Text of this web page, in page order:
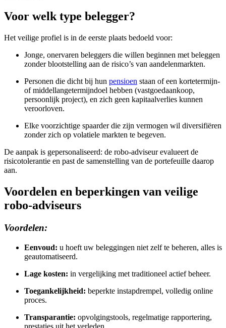
Voor welk type belegger?
Het veilige profiel is in de eerste plaats bedoeld voor:
Jonge, onervaren beleggers die willen beginnen met beleggen
zonder blootstelling aan de risico’s van aandelenmarkten.
Personen die dicht bij hun pensioen staan of een kortetermijn-
of middellangetermijndoel hebben (vastgoedaankoop,
persoonlijk project), en zich geen kapitaalverlies kunnen
veroorloven.
Elke voorzichtige spaarder die zijn vermogen wil diversifiëren
zonder zich op volatiele markten te begeven.
De aanpak is gepersonaliseerd: de robo-adviseur evalueert de
risicotolerantie en past de samenstelling van de portefeuille daarop
aan.
Voordelen en beperkingen van veilige
robo-adviseurs
Voordelen:
Eenvoud: u hoeft uw beleggingen niet zelf te beheren, alles is
geautomatiseerd.
Lage kosten: in vergelijking met traditioneel actief beheer.
Toegankelijkheid: beperkte instapdrempel, volledig online
proces.
Transparantie: opvolgingstools, regelmatige rapportering,
prestaties uit het verleden.